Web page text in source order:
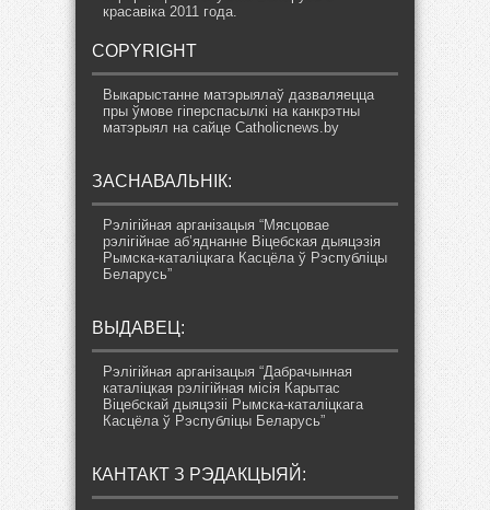
красавіка 2011 года.
COPYRIGHT
Выкарыстанне матэрыялаў дазваляецца
пры ўмове гіперспасылкі на канкрэтны
матэрыял на сайце Catholicnews.by
ЗАСНАВАЛЬНІК:
Рэлігійная арганізацыя “Мясцовае
рэлігійнае аб’яднанне Віцебская дыяцэзія
Рымска-каталіцкага Касцёла ў Рэспубліцы
Беларусь”
ВЫДАВЕЦ:
Рэлігійная арганізацыя “Дабрачынная
каталіцкая рэлігійная місія Карытас
Віцебскай дыяцэзіі Рымска-каталіцкага
Касцёла ў Рэспубліцы Беларусь”
КАНТАКТ З РЭДАКЦЫЯЙ: